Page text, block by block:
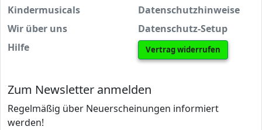
Kindermusicals
Wir über uns
Hilfe
Datenschutzhinweise
Datenschutz-Setup
Vertrag widerrufen
Zum Newsletter anmelden
Regelmäßig über Neuerscheinungen informiert
werden!